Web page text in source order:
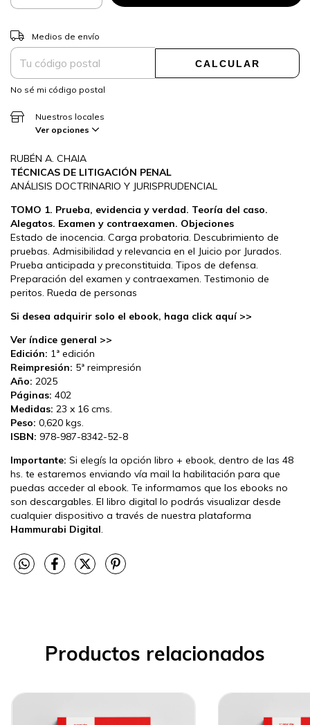
Entregas para el CP:
Medios de envío
CALCULAR
No sé mi código postal
Nuestros locales
Ver opciones
RUBÉN A. CHAIA
TÉCNICAS DE LITIGACIÓN PENAL
ANÁLISIS DOCTRINARIO Y JURISPRUDENCIAL
TOMO 1. Prueba, evidencia y verdad. Teoría del caso.
Alegatos. Examen y contraexamen. Objeciones
Estado de inocencia. Carga probatoria. Descubrimiento de
pruebas. Admisibilidad y relevancia en el Juicio por Jurados.
Prueba anticipada y preconstituida. Tipos de defensa.
Preparación del examen y contraexamen. Testimonio de
peritos. Rueda de personas
Si desea adquirir solo el ebook, haga click aquí >>
Ver índice general >>
Edición: 1ª edición
Reimpresión: 5ª reimpresión
Año: 2025
Páginas: 402
Medidas: 23 x 16 cms.
Peso: 0,620 kgs.
ISBN: 978-987-8342-52-8
Importante: Si elegís la opción libro + ebook, dentro de las 48
hs. te estaremos enviando vía mail la habilitación para que
puedas acceder al ebook. Te informamos que los ebooks no
son descargables. El libro digital lo podrás visualizar desde
cualquier dispositivo a través de nuestra plataforma
Hammurabi Digital
Productos relacionados